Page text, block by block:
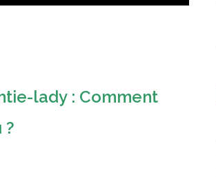
lady : Comment
?